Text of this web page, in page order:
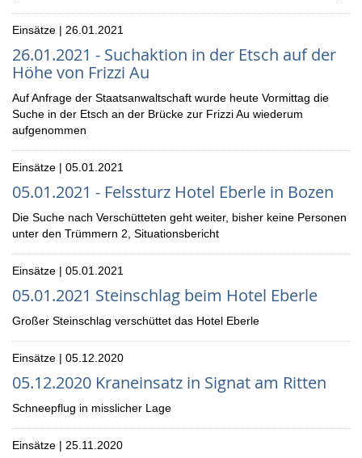
Einsätze | 26.01.2021
26.01.2021 - Suchaktion in der Etsch auf der
Höhe von Frizzi Au
Auf Anfrage der Staatsanwaltschaft wurde heute Vormittag die
Suche in der Etsch an der Brücke zur Frizzi Au wiederum
aufgenommen
Einsätze | 05.01.2021
05.01.2021 - Felssturz Hotel Eberle in Bozen
Die Suche nach Verschütteten geht weiter, bisher keine Personen
unter den Trümmern 2, Situationsbericht
Einsätze | 05.01.2021
05.01.2021 Steinschlag beim Hotel Eberle
Großer Steinschlag verschüttet das Hotel Eberle
Einsätze | 05.12.2020
05.12.2020 Kraneinsatz in Signat am Ritten
Schneepflug in misslicher Lage
Einsätze | 25.11.2020